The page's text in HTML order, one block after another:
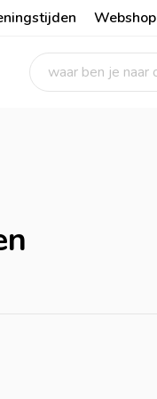
Webshop